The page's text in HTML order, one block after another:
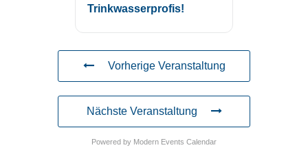
Trinkwasserprofis!
Vorherige Veranstaltung
Nächste Veranstaltung
Powered by Modern Events Calendar